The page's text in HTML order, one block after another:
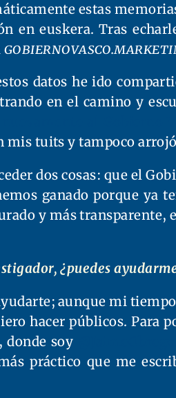
estas
en euskera. Tras
datos he ido
en el camino y
tuits y tampoco
dos cosas: que el
ganado porque ya
y más transparente,
¿puedes
aunque mi
hacer públicos. Para
donde soy
práctico que me